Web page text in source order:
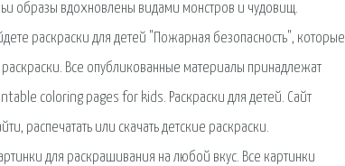
образы вдохновлены видами монстров и чудовищ.
раскраски для детей "Пожарная безопасность", которые
Все опубликованные материалы принадлежат
coloring pages for kids. Раскраски для детей. Сайт
распечатать или скачать детские раскраски.
для раскрашивания на любой вкус. Все картинки